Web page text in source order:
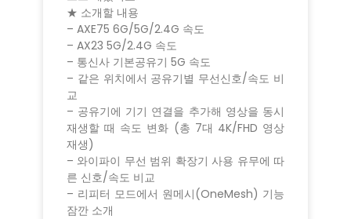
★ 소개할 내용
– AXE75 6G/5G/2.4G 속도
– AX23 5G/2.4G 속도
– 통신사 기본공유기 5G 속도
– 같은 위치에서 공유기별 무선신호/속도 비
교
– 공유기에 기기 연결을 추가해 영상을 동시
재생할 때 속도 변화 (총 7대 4K/FHD 영상
재생)
– 와이파이 무선 범위 확장기 사용 유무에 따
른 신호/속도 비교
– 리피터 모드에서 원메시(OneMesh) 기능
잠깐 소개